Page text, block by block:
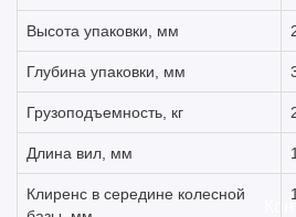
Высота упаковки, мм
Глубина упаковки, мм
Грузоподъемность, кг
Длина вил, мм
Клиренс в середине колесной